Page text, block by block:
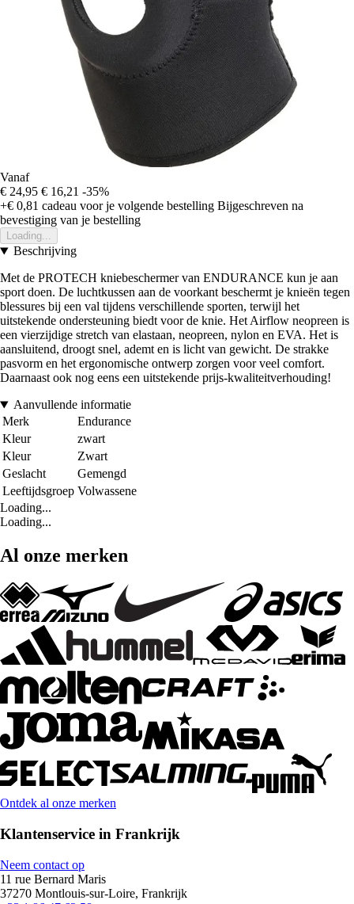
Vanaf
€ 24,95 € 16,21 -35%
+€ 0,81 cadeau voor je volgende bestelling Bijgeschreven na
bevestiging van je bestelling
Loading...
Beschrijving
Met de PROTECH kniebeschermer van ENDURANCE kun je aan
sport doen. De luchtkussen aan de voorkant beschermt je knieën tegen
blessures bij een val tijdens verschillende sporten, terwijl het
uitstekende ondersteuning biedt voor de knie. Het Airflow neopreen is
een vierzijdige stretch van elastaan, neopreen, nylon en EVA. Het is
aansluitend, droogt snel, ademt en is licht van gewicht. De strakke
pasvorm en het ergonomische ontwerp zorgen voor veel comfort.
Daarnaast ook nog eens een uitstekende prijs-kwaliteitverhouding!
Aanvullende informatie
Merk
Endurance
Kleur
zwart
Kleur
Zwart
Geslacht
Gemengd
Leeftijdsgroep Volwassene
Loading...
Loading...
Al onze merken
Ontdek al onze merken
Klantenservice in Frankrijk
Neem contact op
11 rue Bernard Maris
37270 Montlouis-sur-Loire, Frankrijk